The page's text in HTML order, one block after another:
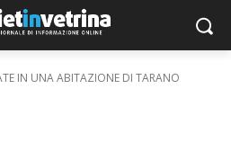
IN UNA ABITAZIONE DI TARANO